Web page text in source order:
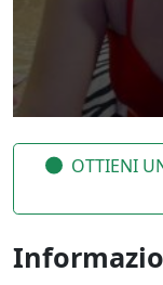
OTTIENI